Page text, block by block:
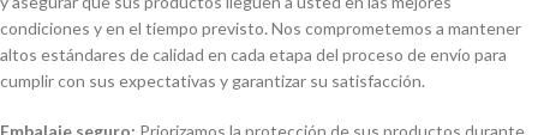
condiciones y en el tiempo previsto. Nos comprometemos a mantener
altos estándares de calidad en cada etapa del proceso de envío para
cumplir con sus expectativas y garantizar su satisfacción.
Embalaje seguro: Priorizamos la protección de sus productos durante